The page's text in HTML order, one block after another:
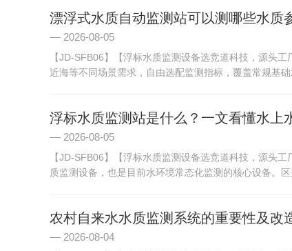
漂浮式水质自动监测站可以测哪些水质
2026-08-05
【JD-SFB06】【浮标水质监测设备选竞道科技，源头
近海等不同场景需求，自由选配监测指标，覆盖常规基础
浮标水质监测站是什么？一文看懂水上
2026-08-05
【JD-SFB06】【浮标水质监测设备选竞道科技，源头
质监测设备，也是目前水环境常态化监测的核心设备。区
农村自来水水质监测系统的重要性及改
2026-08-04